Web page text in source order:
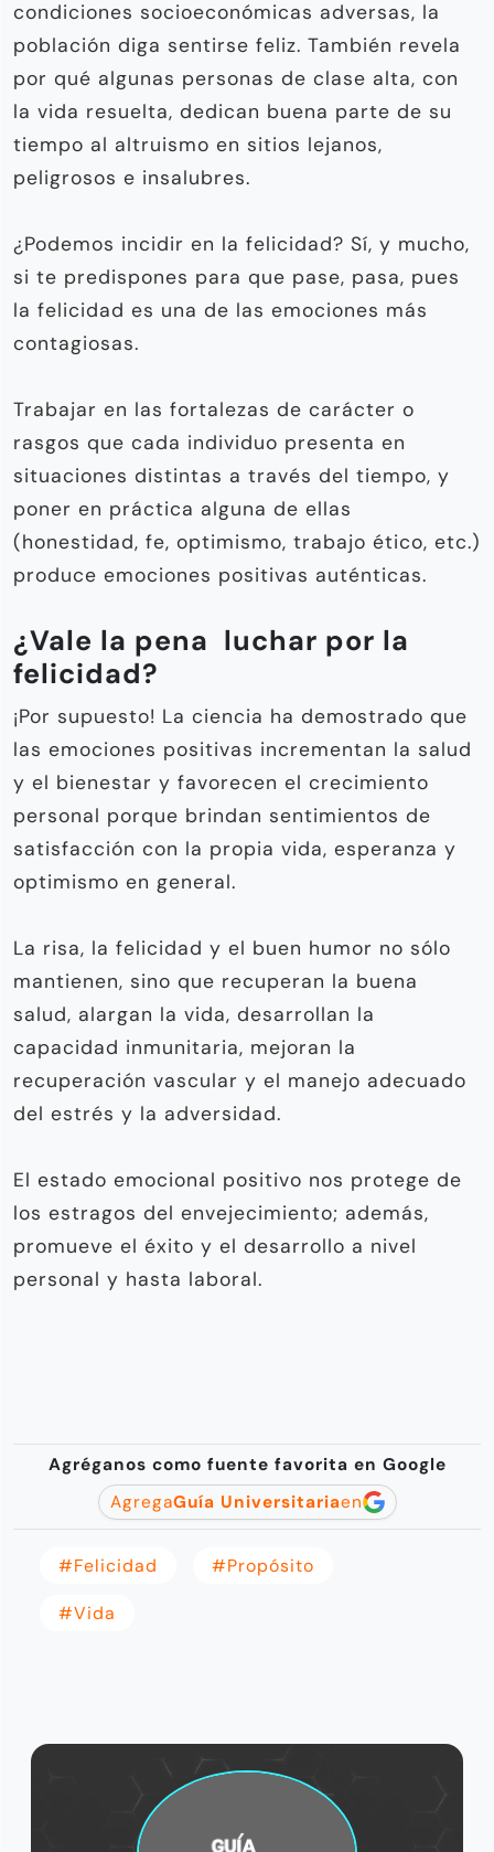
condiciones socioeconómicas adversas, la
población diga sentirse feliz. También revela
por qué algunas personas de clase alta, con
la vida resuelta, dedican buena parte de su
tiempo al altruismo en sitios lejanos,
peligrosos e insalubres.
¿Podemos incidir en la felicidad? Sí, y mucho,
si te predispones para que pase, pasa, pues
la felicidad es una de las emociones más
contagiosas.
Trabajar en las fortalezas de carácter o
rasgos que cada individuo presenta en
situaciones distintas a través del tiempo, y
poner en práctica alguna de ellas
(honestidad, fe, optimismo, trabajo ético, etc.)
produce emociones positivas auténticas.
¿Vale la pena luchar por la
felicidad?
¡Por supuesto! La ciencia ha demostrado que
las emociones positivas incrementan la salud
y el bienestar y favorecen el crecimiento
personal porque brindan sentimientos de
satisfacción con la propia vida, esperanza y
optimismo en general.
La risa, la felicidad y el buen humor no sólo
mantienen, sino que recuperan la buena
salud, alargan la vida, desarrollan la
capacidad inmunitaria, mejoran la
recuperación vascular y el manejo adecuado
del estrés y la adversidad.
El estado emocional positivo nos protege de
los estragos del envejecimiento; además,
promueve el éxito y el desarrollo a nivel
personal y hasta laboral.
Agréganos como fuente favorita en Google
AgregaGuía Universitariaen
#Felicidad #propósito
#vida